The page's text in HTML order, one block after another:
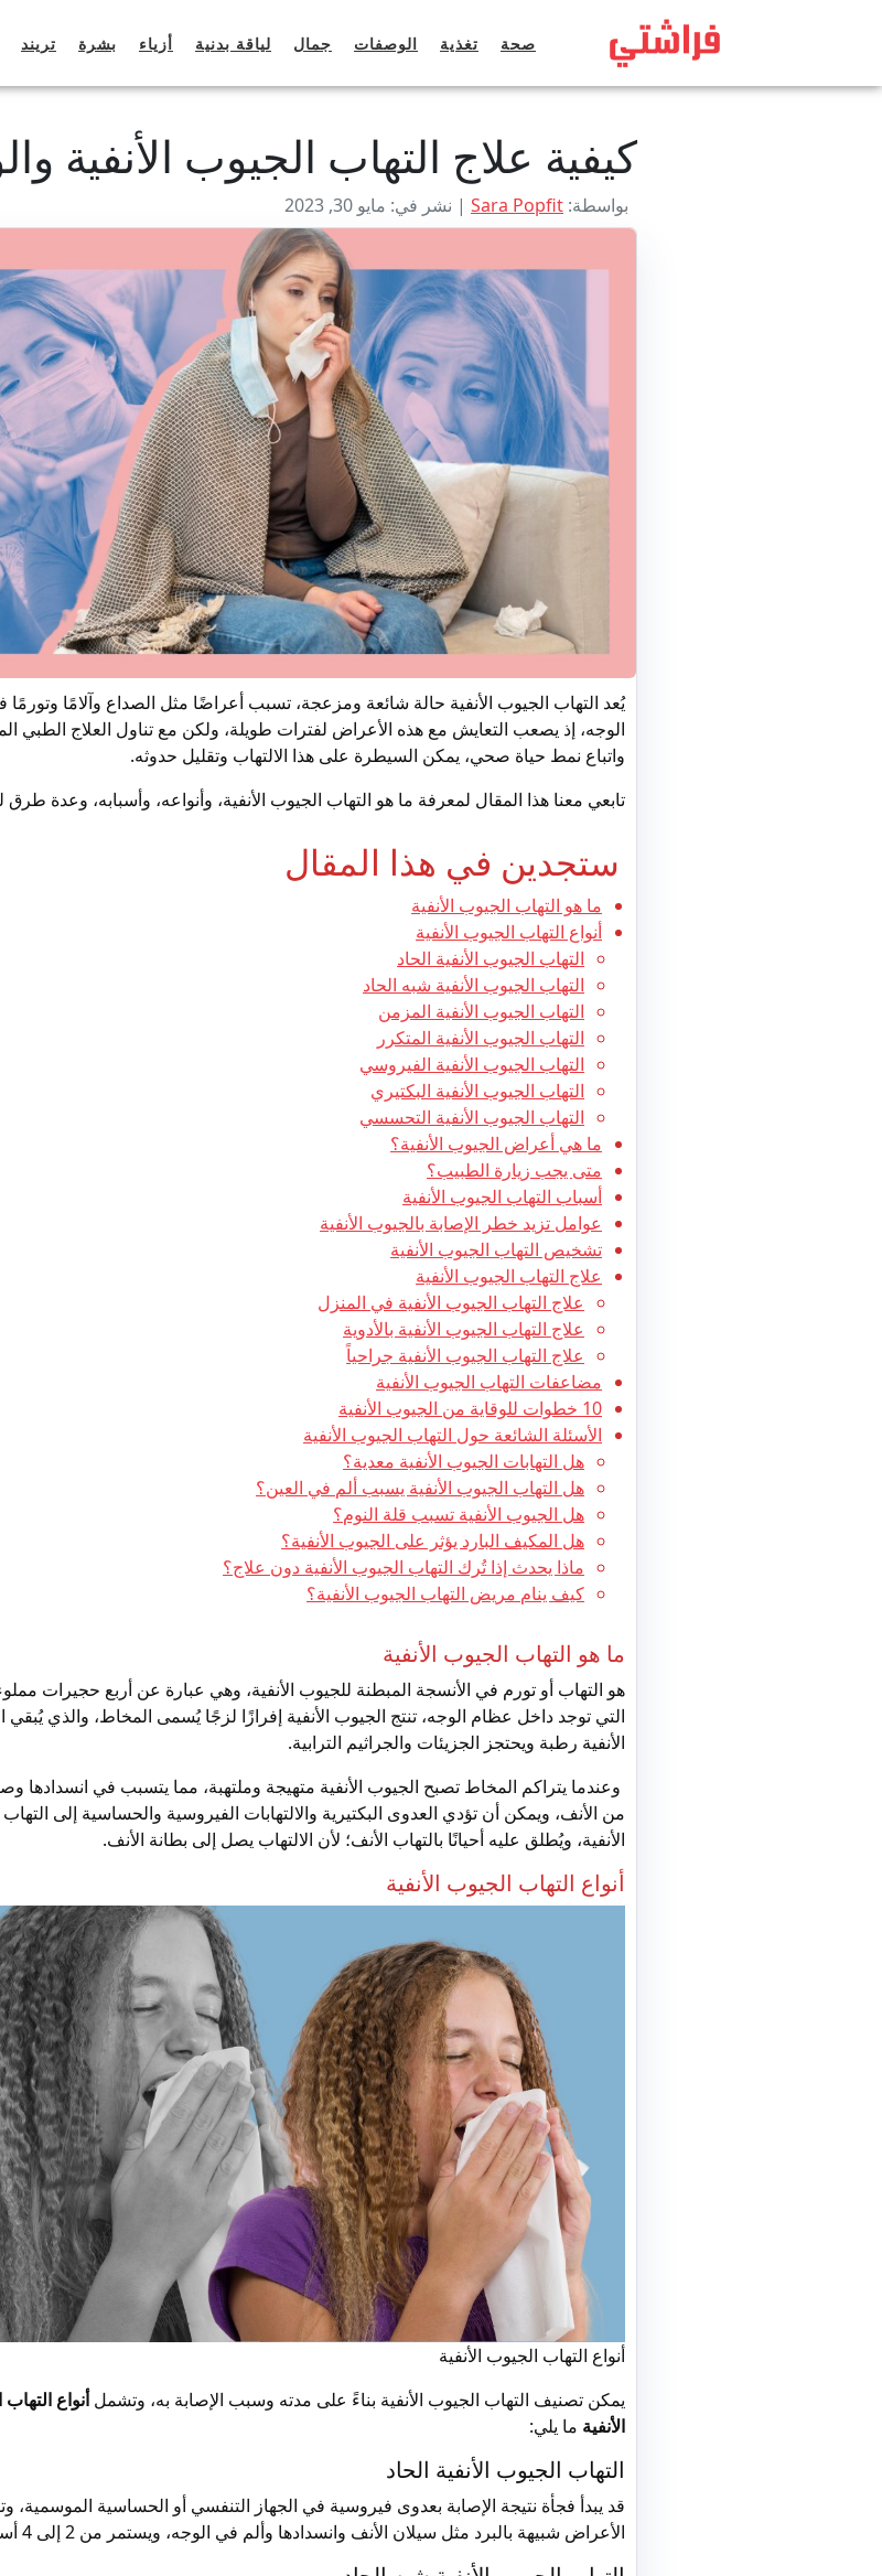
صحة تغذية الوصفات جمال لياقة بدنية أزياء بشرة تريند
كيفية علاج التهاب الجيوب الأنفية
بواسطة: Sara Popfit | نشر في: مايو 30, 2023
يُعد التهاب الجيوب الأنفية حالة شائعة ومزعجة، تسبب أعراضًا مثل الصداع وآلامًا
الوجه، إذ يصعب التعايش مع هذه الأعراض لفترات طويلة، ولكن مع تناول العلاج الطبي
واتباع نمط حياة صحي، يمكن السيطرة على هذا الالتهاب وتقليل حدوثه.
تابعي معنا هذا المقال لمعرفة ما هو التهاب الجيوب الأنفية، وأنواعه، وأسبابه، وعدة طرق
ستجدين في هذا المقال
ما هو التهاب الجيوب الأنفية
أنواع التهاب الجيوب الأنفية
التهاب الجيوب الأنفية الحاد
التهاب الجيوب الأنفية شبه الحاد
التهاب الجيوب الأنفية المزمن
التهاب الجيوب الأنفية المتكرر
التهاب الجيوب الأنفية الفيروسي
التهاب الجيوب الأنفية البكتيري
التهاب الجيوب الأنفية التحسسي
ما هي أعراض الجيوب الأنفية؟
متى يجب زيارة الطبيب؟
أسباب التهاب الجيوب الأنفية
عوامل تزيد خطر الإصابة بالجيوب الأنفية
تشخيص التهاب الجيوب الأنفية
علاج التهاب الجيوب الأنفية
علاج التهاب الجيوب الأنفية في المنزل
علاج التهاب الجيوب الأنفية بالأدوية
علاج التهاب الجيوب الأنفية جراحياً
مضاعفات التهاب الجيوب الأنفية
10 خطوات للوقاية من الجيوب الأنفية
الأسئلة الشائعة حول التهاب الجيوب الأنفية
هل التهابات الجيوب الأنفية معدية؟
هل التهاب الجيوب الأنفية يسبب ألم في العين؟
هل الجيوب الأنفية تسبب قلة النوم؟
هل المكيف البارد يؤثر على الجيوب الأنفية؟
ماذا يحدث إذا تُرك التهاب الجيوب الأنفية دون علاج؟
كيف ينام مريض التهاب الجيوب الأنفية؟
ما هو التهاب الجيوب الأنفية
هو التهاب أو تورم في الأنسجة المبطنة للجيوب الأنفية، وهي عبارة عن أربع حجيرات
التي توجد داخل عظام الوجه، تنتج الجيوب الأنفية إفرازًا لزجًا يُسمى المخاط، والذي يُبقي
الأنفية رطبة ويحتجز الجزيئات والجراثيم الترابية.
وعندما يتراكم المخاط تصبح الجيوب الأنفية متهيجة وملتهبة، مما يتسبب في انسدادها
من الأنف، ويمكن أن تؤدي العدوى البكتيرية والالتهابات الفيروسية والحساسية إلى
الأنفية، ويُطلق عليه أحيانًا بالتهاب الأنف؛ لأن الالتهاب يصل إلى بطانة الأنف.
أنواع التهاب الجيوب الأنفية
أنواع التهاب الجيوب الأنفية
يمكن تصنيف التهاب الجيوب الأنفية بناءً على مدته وسبب الإصابة به، وتشملأنواع
الأنفية ما يلي:
التهاب الجيوب الأنفية الحاد
قد يبدأ فجأة نتيجة الإصابة بعدوى فيروسية في الجهاز التنفسي أو الحساسية الموسمية،
الأعراض شبيهة بالبرد مثل سيلان الأنف وانسدادها وألم في الوجه، ويستمر من 2 إلى 4 أسابيع.